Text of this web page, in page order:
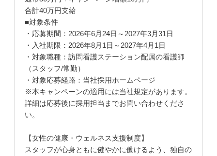
合計40万円支給
■対象条件
・応募期間：2026年6月24日～2027年3月31日
・入社期限：2026年8月1日～2027年4月1日
・対象職種：訪問看護ステーション配属の看護師
（スタッフ/常勤）
・対象応募経路：当社採用ホームページ
※本キャンペーンの適用には当社規定があります。
詳細は応募後に採用担当までお問い合わせくださ
い。
【女性の健康・ウェルネス支援制度】
スタッフが心身ともに健やかに働けるよう、独自の